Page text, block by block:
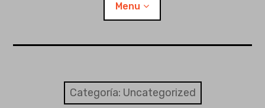
Menu
¿Qué es Folio?Categoría: Uncategorized